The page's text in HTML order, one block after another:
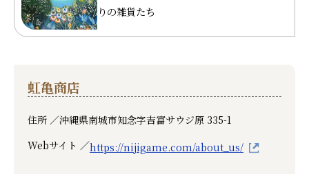
りの雑貨たち
虹亀商店
住所 ／沖縄県南城市知念字吉富サウジ原 335-1
Webサイト ／https://nijigame.com/about_us/